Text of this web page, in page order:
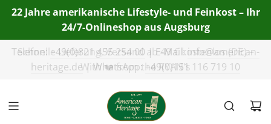
22 Jahre amerikanische Lifestyle- und Feinkost – Ihr
24/7-Onlineshop aus Augsburg
Telefon: +49(0)821 455 254 00| E-Mail:info@american-
heritage.de| WhatsApp:+49(0)151 116 719 10